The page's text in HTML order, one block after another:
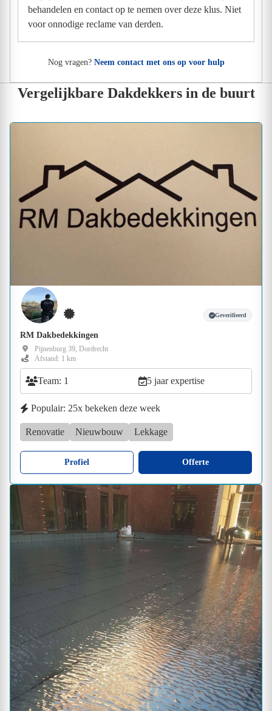
behandelen en contact op te nemen over deze klus. Niet
voor onnodige reclame van derden.
Nog vragen? Neem contact met ons op voor hulp
Vergelijkbare Dakdekkers in de buurt
Geverifieerd
RM Dakbedekkingen
Pijnenburg 39, Dordrecht
Afstand: 1 km
Team: 1 5 jaar expertise
Populair: 25x bekeken deze week
Renovatie Nieuwbouw Lekkage
Profiel Offerte